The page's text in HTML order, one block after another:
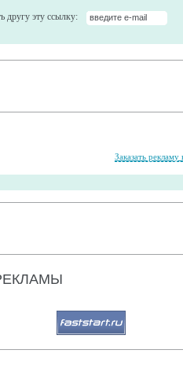
другу эту ссылку:
Заказать рекламу